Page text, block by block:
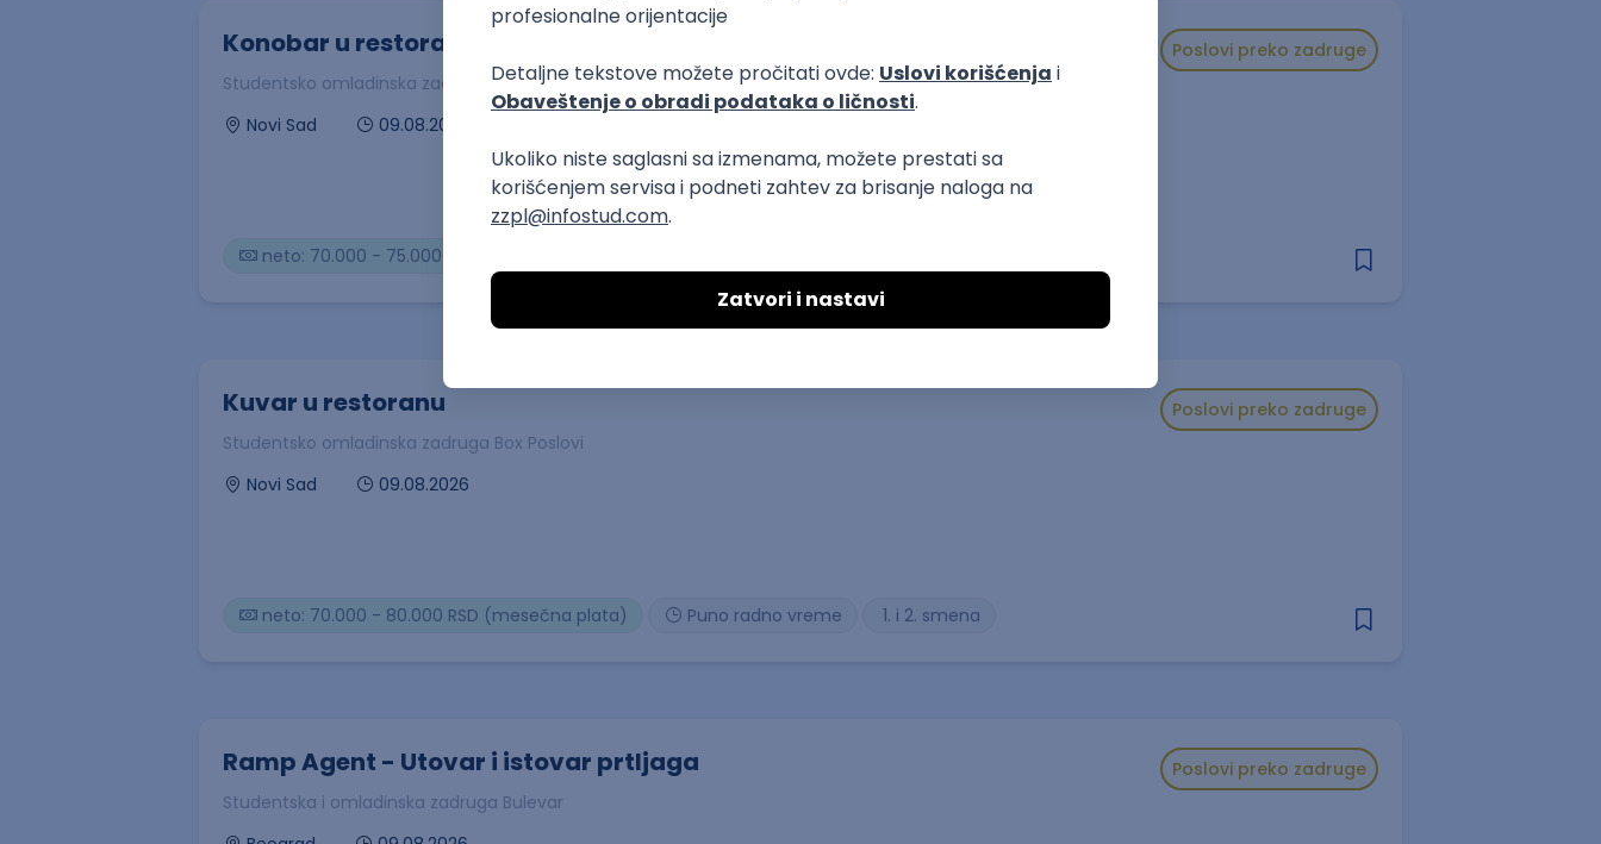
Poslovi preko zadruge
Konobar u restoranu
Studentsko omladinska zadruga Box Poslovi
Novi Sad
09.08.2026
neto: 70.000 - 75.000 RSD (mesečna plata)
Poslovi preko zadruge
Kuvar u restoranu
Studentsko omladinska zadruga Box Poslovi
Novi Sad
09.08.2026
1. i 2. smena
Puno radno vreme
neto: 70.000 - 80.000 RSD (mesečna plata)
Poslovi preko zadruge
Ramp Agent - Utovar i istovar prtljaga
Studentska i omladinska zadruga Bulevar